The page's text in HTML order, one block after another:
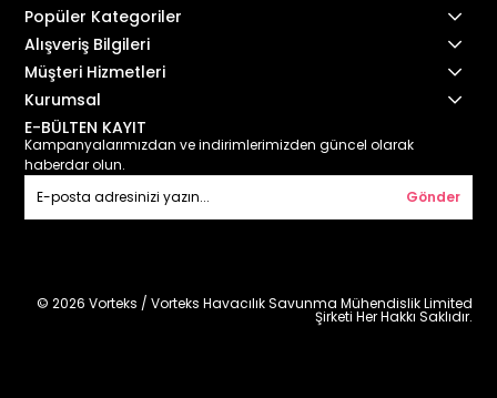
Popüler Kategoriler
Alışveriş Bilgileri
Müşteri Hizmetleri
Kurumsal
E-BÜLTEN KAYIT
Kampanyalarımızdan ve indirimlerimizden güncel olarak
haberdar olun.
Gönder
© 2026 Vorteks / Vorteks Havacılık Savunma Mühendislik Limited
Şirketi Her Hakkı Saklıdır.